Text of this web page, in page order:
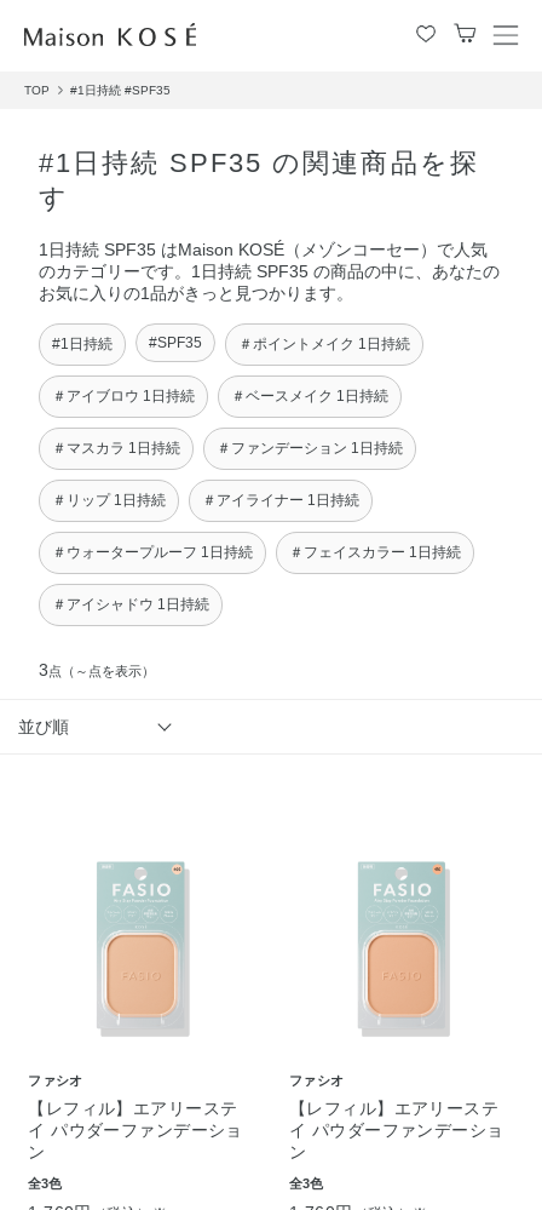
メ
TOP #1日持続 #SPF35
#1日持続 SPF35 の関連商品を探
す
1日持続 SPF35 はMaison KOSÉ（メゾンコーセー）で人気
のカテゴリーです。1日持続 SPF35 の商品の中に、あなたの
お気に入りの1品がきっと見つかります。
#1日持続 #SPF35 ＃ポイントメイク 1日持続
＃アイブロウ 1日持続 ＃ベースメイク 1日持続
＃マスカラ 1日持続 ＃ファンデーション 1日持続
＃リップ 1日持続 ＃アイライナー 1日持続
＃ウォータープルーフ 1日持続 ＃フェイスカラー 1日持続
＃アイシャドウ 1日持続
3点 （～点を表示）
並び順
ファシオ
【レフィル】エアリーステ
イ パウダーファンデーショ
ン
全3色
ファシオ
【レフィル】エアリーステ
イ パウダーファンデーショ
ン
全3色